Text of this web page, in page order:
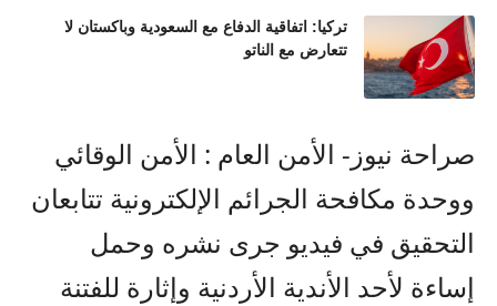
تركيا: اتفاقية الدفاع مع السعودية وباكستان لا
تتعارض مع الناتو
صراحة نيوز- الأمن العام : الأمن الوقائي
ووحدة مكافحة الجرائم الإلكترونية تتابعان
التحقيق في فيديو جرى نشره وحمل
إساءة لأحد الأندية الأردنية وإثارة للفتنة